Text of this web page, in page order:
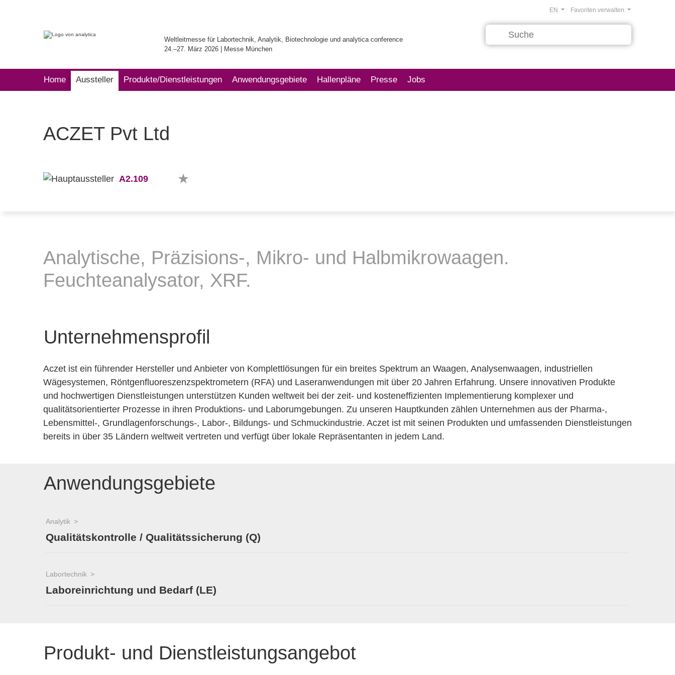
Weltleitmesse für Labortechnik, Analytik, Biotechnologie und analytica conference
24.–27. März 2026 | Messe München
Favoriten verwalten
EN
Home Aussteller Produkte/Dienstleistungen Anwendungsgebiete Hallenpläne Presse Jobs
ACZET Pvt Ltd
A2.109
Analytische, Präzisions-, Mikro- und Halbmikrowaagen.
Feuchteanalysator, XRF.
Unternehmensprofil
Aczet ist ein führender Hersteller und Anbieter von Komplettlösungen für ein breites Spektrum an Waagen, Analysenwaagen, industriellen
Wägesystemen, Röntgenfluoreszenzspektrometern (RFA) und Laseranwendungen mit über 20 Jahren Erfahrung. Unsere innovativen Produkte
und hochwertigen Dienstleistungen unterstützen Kunden weltweit bei der zeit- und kosteneffizienten Implementierung komplexer und
qualitätsorientierter Prozesse in ihren Produktions- und Laborumgebungen. Zu unseren Hauptkunden zählen Unternehmen aus der Pharma-,
Lebensmittel-, Grundlagenforschungs-, Labor-, Bildungs- und Schmuckindustrie. Aczet ist mit seinen Produkten und umfassenden Dienstleistungen
bereits in über 35 Ländern weltweit vertreten und verfügt über lokale Repräsentanten in jedem Land.
Anwendungsgebiete
Analytik
Qualitätskontrolle / Qualitätssicherung (Q)
Labortechnik
Laboreinrichtung und Bedarf (LE)
Produkt- und Dienstleistungsangebot